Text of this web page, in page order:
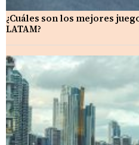
¿Cuáles son los mejores
LATAM?